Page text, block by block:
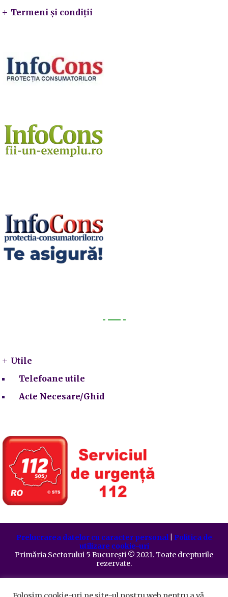
Termeni și condiții
Utile
Telefoane utile
Acte Necesare/Ghid
Prelucrarea datelor cu caracter personal| Politica de
utilizare cookie-uri
Primăria Sectorului 5 București ©️ 2021. Toate drepturile
rezervate.